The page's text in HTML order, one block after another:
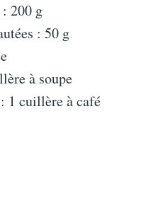
: 200 g
: 50 g
à soupe
1 cuillère à café